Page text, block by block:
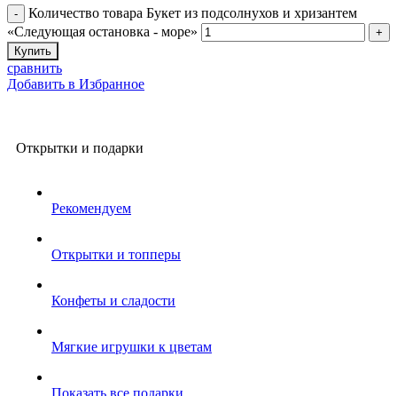
Количество товара Букет из подсолнухов и хризантем
«Следующая остановка - море»
Купить
сравнить
Добавить в Избранное
Открытки и подарки
Рекомендуем
Открытки и топперы
Конфеты и сладости
Мягкие игрушки к цветам
Показать все подарки...